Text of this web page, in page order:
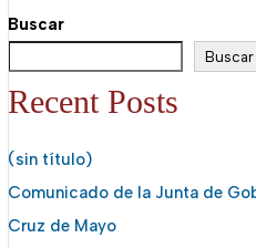
Buscar
Buscar
Recent Posts
(sin título)
Comunicado de la Junta de
Cruz de Mayo